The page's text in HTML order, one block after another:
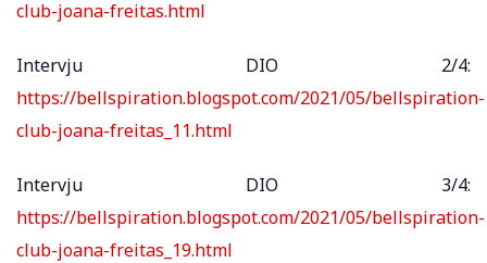
club-joana-freitas.html
Intervju DIO 2/4:
https://bellspiration.blogspot.com/2021/05/bellspiration-
club-joana-freitas_11.html
Intervju DIO 3/4:
https://bellspiration.blogspot.com/2021/05/bellspiration-
club-joana-freitas_19.html